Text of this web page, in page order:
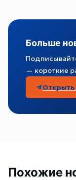
Больше
— короткие
Открыть
Похожие